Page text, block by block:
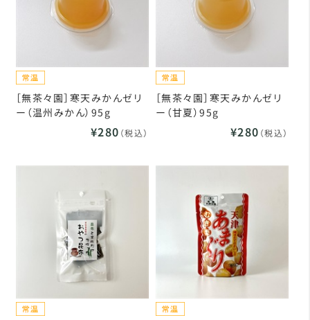
［無茶々園］寒天みかんゼリ
ー（温州みかん）95g
¥280 （税込）
［無茶々園］寒天みかんゼリ
ー（甘夏）95g
¥280 （税込）